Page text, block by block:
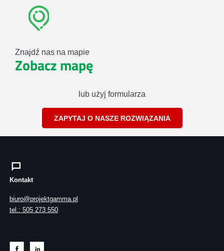
Znajdź nas na mapie
Zobacz mapę
lub użyj formularza
ZAPYTAJ O NASZE ROZWIĄZANIA
Kontakt
biuro@projektgamma.pl
tel.: 505 273 550